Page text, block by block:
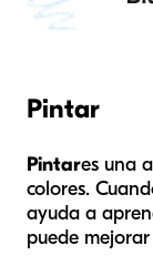
Pintar
Pintares una
colores.
ayuda a
puede